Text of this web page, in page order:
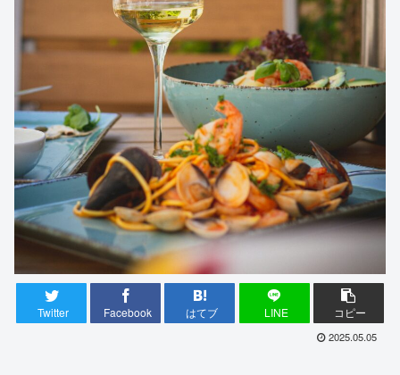
Twitter Facebook はてブ LINE コピー
2025.05.05